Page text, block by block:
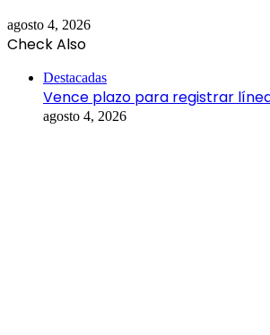
agosto 4, 2026
Check Also
Destacadas
Vence plazo para registrar
agosto 4, 2026